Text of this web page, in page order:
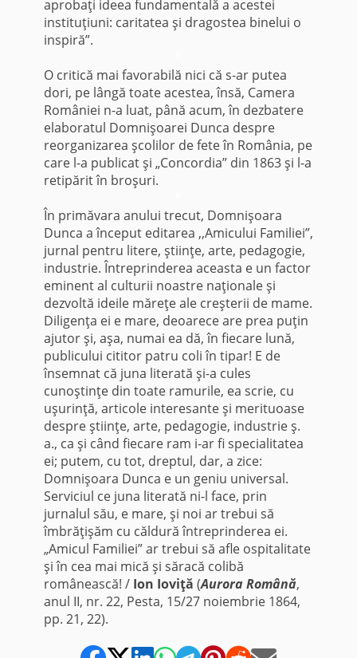
aprobaţi ideea fundamentală a acestei
instituţiuni: caritatea şi dragostea binelui o
inspiră”.
O critică mai favorabilă nici că s-ar putea
dori, pe lângă toate acestea, însă, Camera
României n-a luat, până acum, în dezbatere
elaboratul Domnişoarei Dunca despre
reorganizarea şcolilor de fete în România, pe
care l-a publicat şi „Concordia” din 1863 şi l-a
retipărit în broşuri.
În primăvara anului trecut, Domnişoara
Dunca a început editarea ,,Amicului Familiei”,
jurnal pentru litere, ştiinţe, arte, pedagogie,
industrie. Întreprinderea aceasta e un factor
eminent al culturii noastre naţionale şi
dezvoltă ideile măreţe ale creşterii de mame.
Diligenţa ei e mare, deoarece are prea puţin
ajutor şi, aşa, numai ea dă, în fiecare lună,
publicului cititor patru coli în tipar! E de
însemnat că juna literată şi-a cules
cunoştinţe din toate ramurile, ea scrie, cu
uşurinţă, articole interesante şi merituoase
despre ştiinţe, arte, pedagogie, industrie ş.
a., ca şi când fiecare ram i-ar fi specialitatea
ei; putem, cu tot, dreptul, dar, a zice:
Domnişoara Dunca e un geniu universal.
Serviciul ce juna literată ni-l face, prin
jurnalul său, e mare, şi noi ar trebui să
îmbrăţişăm cu căldură întreprinderea ei.
„Amicul Familiei” ar trebui să afle ospitalitate
şi în cea mai mică şi săracă colibă
românească! / Ion Ioviţă (Aurora Română,
anul II, nr. 22, Pesta, 15/27 noiembrie 1864,
pp. 21, 22).